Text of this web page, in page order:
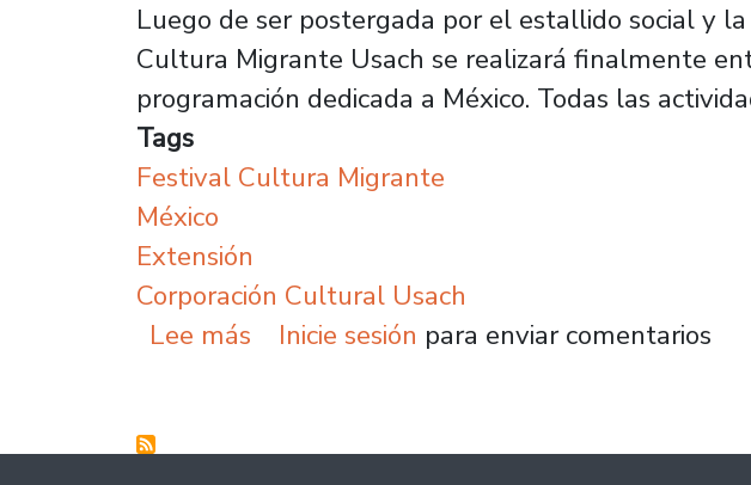
Luego de ser postergada por el estallido social y
Cultura Migrante Usach se realizará finalmente
programación dedicada a México. Todas las
Tags
Festival Cultura Migrante
México
Extensión
Corporación Cultural Usach
Lee más sobre Regresa el Festival Cultura
Inicie sesión para enviar comentarios